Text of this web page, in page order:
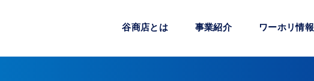
谷商店とは 事業紹介 ワーホリ情報